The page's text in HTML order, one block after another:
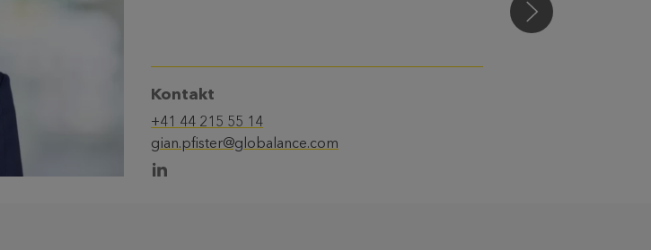
Kontakt
+41 44 215 55 14
gian.pfister@globalance.com
Luka Kafadar